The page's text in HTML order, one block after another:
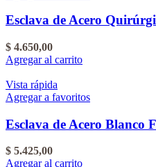
Esclava de Acero
$ 4.650,00
Agregar al carrito
Vista rápida
Agregar a favoritos
Esclava de Acero Blanco
$ 5.425,00
Agregar al carrito